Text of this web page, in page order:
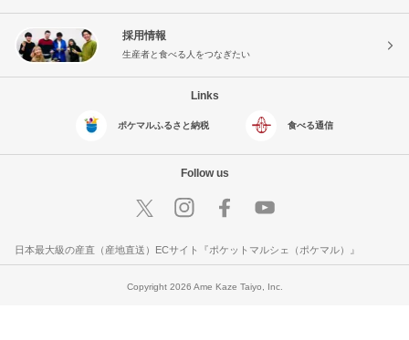
採用情報
生産者と食べる人をつなぎたい
Links
ポケマルふるさと納税 食べる通信
Follow us
日本最大級の産直（産地直送）ECサイト『ポケットマルシェ（ポケマル）』
Copyright 2026 Ame Kaze Taiyo, Inc.